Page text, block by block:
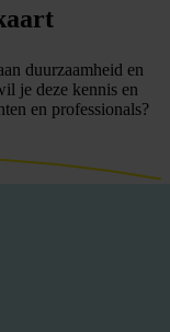
duurzaamheid en
je deze kennis en
en professionals?